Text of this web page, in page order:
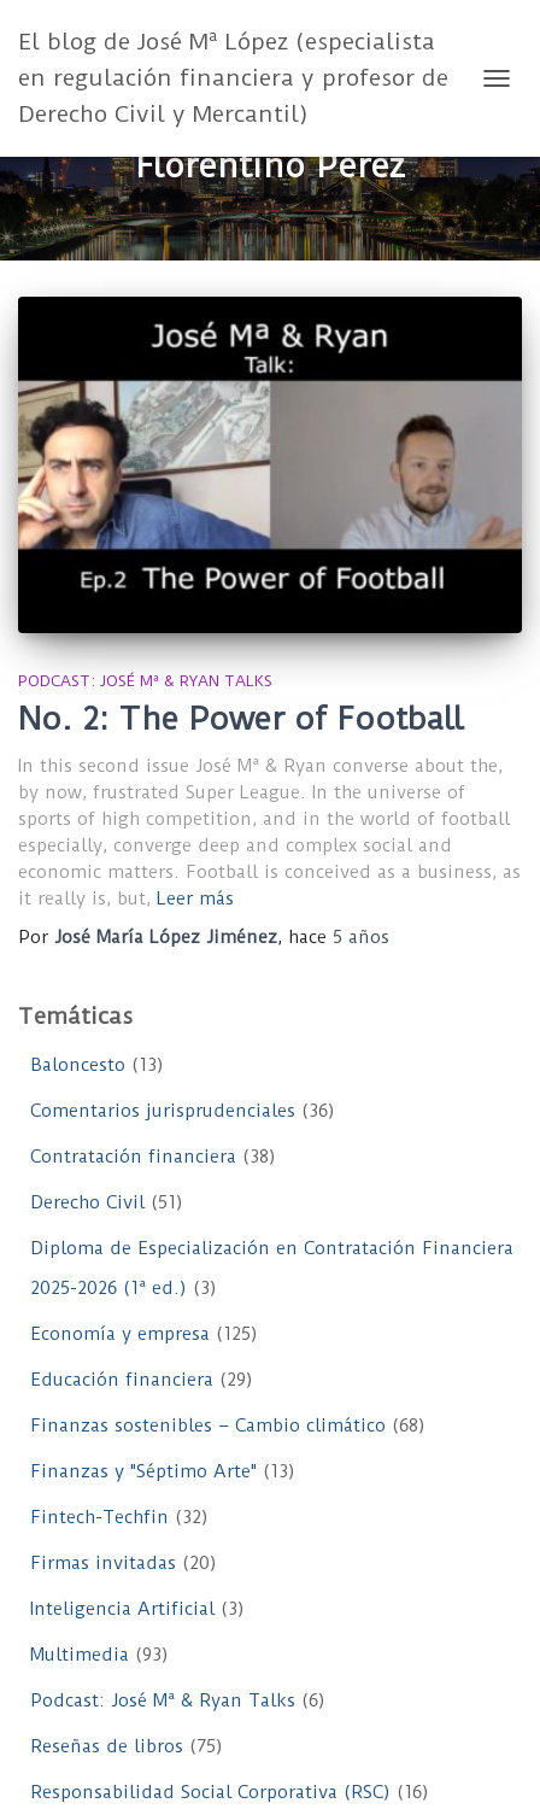
El blog de José Mª López (especialista
en regulación financiera y profesor de
Derecho Civil y Mercantil)
Florentino Pérez
PODCAST: JOSÉ Mª & RYAN TALKS
No. 2: The Power of Football
In this second issue José Mª & Ryan converse about the,
by now, frustrated Super League. In the universe of
sports of high competition, and in the world of football
especially, converge deep and complex social and
economic matters. Football is conceived as a business, as
it really is, but, Leer más
Por José María López Jiménez, hace 5 años
Temáticas
Baloncesto (13)
Comentarios jurisprudenciales (36)
Contratación financiera (38)
Derecho Civil(51)
Diploma de Especialización en Contratación Financiera
2025-2026 (1ª ed.) (3)
Economía y empresa (125)
Educación financiera (29)
Finanzas sostenibles – Cambio climático (68)
Finanzas y "Séptimo Arte" (13)
Fintech-Techfin (32)
Firmas invitadas (20)
Inteligencia Artificial(3)
Multimedia (93)
Podcast: José Mª & Ryan Talks (6)
Reseñas de libros (75)
Responsabilidad Social Corporativa (RSC) (16)